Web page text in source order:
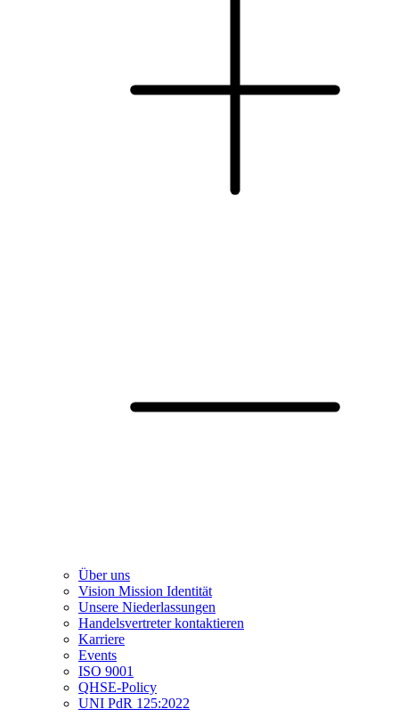
Über uns
Vision Mission Identität
Unsere Niederlassungen
Handelsvertreter kontaktieren
Karriere
Events
ISO 9001
QHSE-Policy
UNI PdR 125:2022